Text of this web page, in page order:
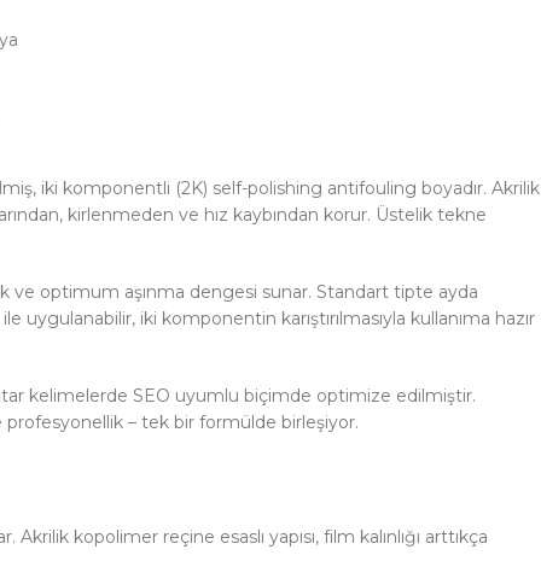
iki komponentli (2K) self-polishing antifouling boyadır. Akrilik
kirlenmeden ve hız kaybından korur. Üstelik tekne
ve optimum aşınma dengesi sunar. Standart tipte ayda
iki komponentin karıştırılmasıyla kullanıma hazır
kelimelerde SEO uyumlu biçimde optimize edilmiştir.
profesyonellik – tek bir formülde birleşiyor.
kopolimer reçine esaslı yapısı, film kalınlığı arttıkça